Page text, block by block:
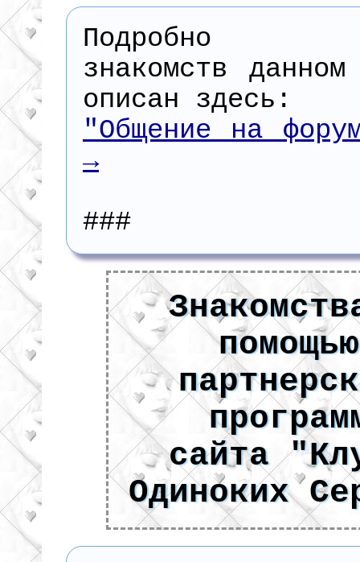
Подробно
знакомств данном
описан здесь:
"Общение на
→
###
помощью
сайта
Одиноких